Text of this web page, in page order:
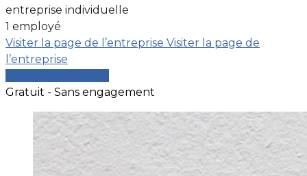
entreprise individuelle
1 employé
Visiter la page de l’entreprise Visiter la page de
l’entreprise
Gratuit - Sans engagement